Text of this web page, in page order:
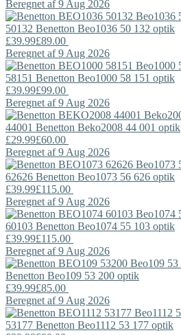
Beregnet af 9 Aug 2026
50132 Benetton Beo1036 50 132 optik
£39.99£89.00
Beregnet af 9 Aug 2026
58151 Benetton Beo1000 58 151 optik
£39.99£99.00
Beregnet af 9 Aug 2026
44001 Benetton Beko2008 44 001 optik
£29.99£60.00
Beregnet af 9 Aug 2026
62626 Benetton Beo1073 56 626 optik
£39.99£115.00
Beregnet af 9 Aug 2026
60103 Benetton Beo1074 55 103 optik
£39.99£115.00
Beregnet af 9 Aug 2026
Benetton Beo109 53 200 optik
£39.99£85.00
Beregnet af 9 Aug 2026
53177 Benetton Beo1112 53 177 optik